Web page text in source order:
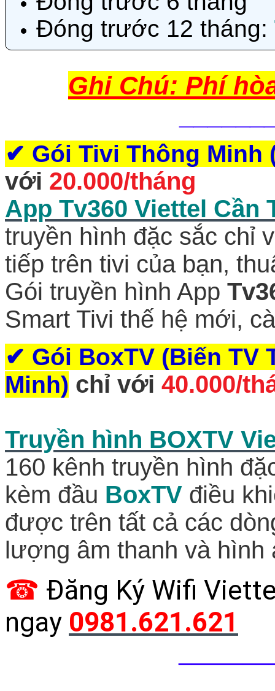
Đóng trước 12 tháng:
Ghi Chú: Phí
✔ Gói Tivi Thông Minh
với 20.000/tháng
App Tv360 Viettel Cần
truyền hình đặc sắc chỉ
tiếp trên tivi của bạn,
Gói truyền hình App
Smart Tivi thế hệ mới,
✔ Gói BoxTV (Biến TV
Minh) chỉ với 40.000/
Truyền hình BOXTV
160 kênh truyền hình
kèm đầu BoxTV điều
được trên tất cả các
lượng âm thanh và hình
☎ Đăng Ký Wifi
ngay 0981.621.621